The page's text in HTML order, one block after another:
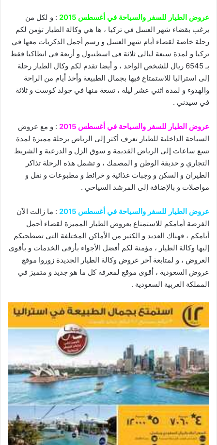
عروض الطيار للسفر والسياحة في أغسطس 2015
: و لكل من
يرغب بقضاء شهر العسل في تركيا ، ها هي وكالة الطيار تؤمن لكم
رحلة خاصة لقضاء أيام شهر العسل و رسم أجمل الذكريات معها في
تركيا و لمدة سبعة ليالي ثلاثة في اسطنبول و أربعة في انطاكيا فقط
بـ 6545 ريال للشخص الواحد ، و أيضا تقدم لكم وكال الطيار رحلة
إلى استراليا للاستمتاع فيها بجمال الطبيعة وأخذ أيام من الراحة
والهدوء و لمدة اثني عشر ليلة ، تسعة منها في جولد كوست و ثلاثة
في سيدني .
عروض الطيار للسفر والسياحة في أغسطس 2015
: و مع عروض
السياحة الداخلية للطيار تعرف أكثر إلى الرياض برحلة مميزة لمدة
تسع ساعات إلى الرياض القديمة و سوق الزل و الدرعية و الشريط
التجاري و حديقة الوطن و المصمك ، و تشمل هذه الرحلة تذاكر
الطيران و السكن و وجبات غذائية و خرائط و مطبوعات و نقل و
مواصلات و بالإضافة إلى المرشد السياحي .
عروض الطيار للسفر والسياحة في أغسطس 2015
: ما زالت الآن
الفرصة أمامكم للاستمتاع بعروض الطيار المميزة لقضاء أجمل
أيامكم ، فهناك العديد و الكثير من الأماكن المختلفة التي تصطحبكم
إليها وكالة الطيار ، مؤمنة لكم أفضل الأجواء بأرقى الخدمات و بأقوى
العروض ، و لمتابعة آخر عروض وكالة الطيار الجديدة زوروا موقع
عروض السعودية ، أقوى موقع لمعرفة كل ما هو جديد و متميز في
المملكة العربية السعودية .